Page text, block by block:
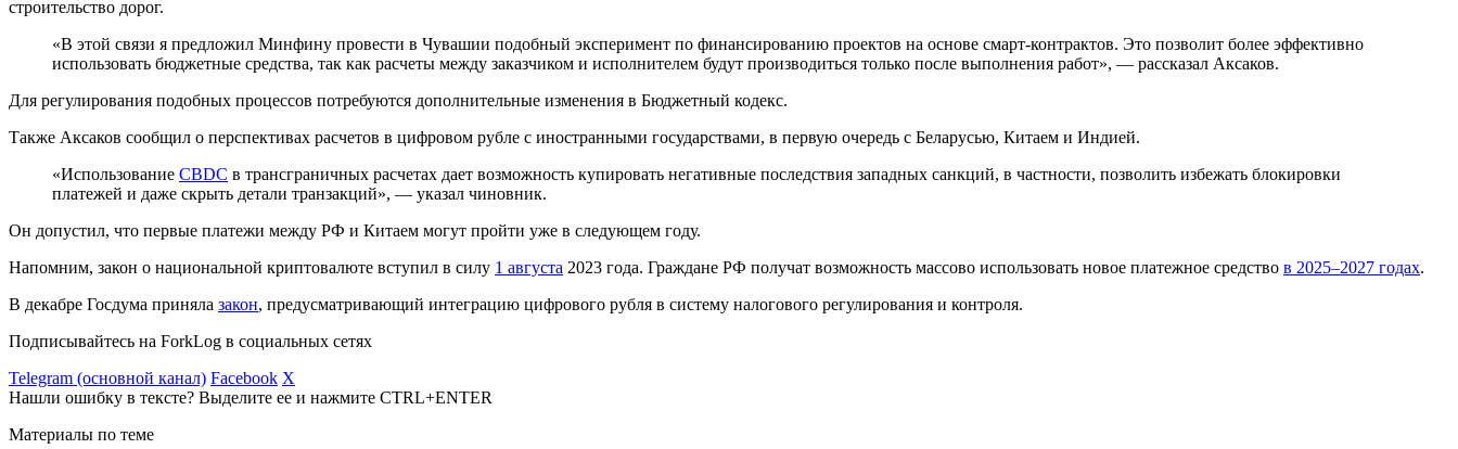
строительство дорог.
«В этой связи я предложил Минфину провести в Чувашии подобный эксперимент по финансированию проектов на основе смарт-контрактов. Это позволит более эффективно
использовать бюджетные средства, так как расчеты между заказчиком и исполнителем будут производиться только после выполнения работ», — рассказал Аксаков.
Для регулирования подобных процессов потребуются дополнительные изменения в Бюджетный кодекс.
Также Аксаков сообщил о перспективах расчетов в цифровом рубле с иностранными государствами, в первую очередь с Беларусью, Китаем и Индией.
«Использование CBDC в трансграничных расчетах дает возможность купировать негативные последствия западных санкций, в частности, позволить избежать блокировки
платежей и даже скрыть детали транзакций», — указал чиновник.
Он допустил, что первые платежи между РФ и Китаем могут пройти уже в следующем году.
Напомним, закон о национальной криптовалюте вступил в силу 1 августа 2023 года. Граждане РФ получат возможность массово использовать новое платежное средство в 2025–2027 годах.
В декабре Госдума приняла закон, предусматривающий интеграцию цифрового рубля в систему налогового регулирования и контроля.
Подписывайтесь на ForkLog в социальных сетях
Telegram (основной канал) Facebook X
Нашли ошибку в тексте? Выделите ее и нажмите CTRL+ENTER
Материалы по теме